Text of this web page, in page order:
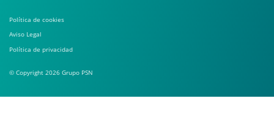
Política de cookies
Aviso Legal
Política de privacidad
© Copyright 2026 Grupo PSN